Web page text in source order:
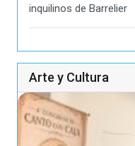
inquilinos de Barrelier
Arte y Cultura